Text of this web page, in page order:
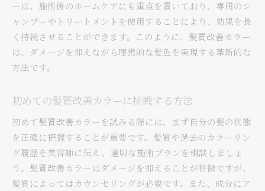
髪質改善カラーが髪に与えるポジティブな影響
美しさと健康を両立するためのケア習慣
効果を実感！髪質改善カラーのビフォーアフタ
髪質改善カラーで変わるヘアスタイルの楽しみ
ダメージを最小限に抑える髪質改善カラーの最新ト
レンド
最新の成分で進化する髪質改善カラー
環境に配慮した髪質改善カラーの選択肢
ーは、施術後のホームケアにも重点を置いており、専用のシ
ャンプーやトリートメントを使用することにより、効果を長
く持続させることができます。このように、髪質改善カラー
は、ダメージを抑えながら理想的な髪色を実現する革新的な
方法です。
初めての髪質改善カラーに挑戦する方法
初めて髪質改善カラーを試みる際には、まず自分の髪の状態
を正確に把握することが重要です。髪質や過去のカラーリン
グ履歴を美容師に伝え、適切な施術プランを相談しましょ
う。髪質改善カラーはダメージを抑えることが特徴ですが、
髪質によってはカウンセリングが必要です。また、成分にア